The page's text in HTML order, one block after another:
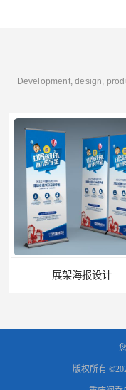
Development, design,
展架海报设计
版权所有